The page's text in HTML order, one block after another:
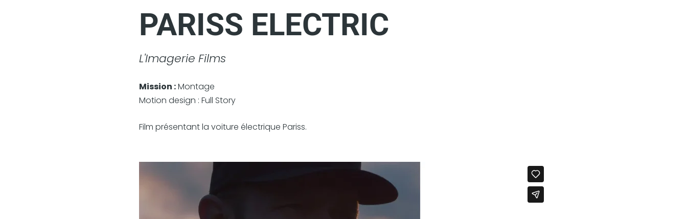
PARISS ELECTRIC
L'Imagerie Films
Mission :Montage
Motion design :Full Story
Film présentant la voiture électrique Pariss.